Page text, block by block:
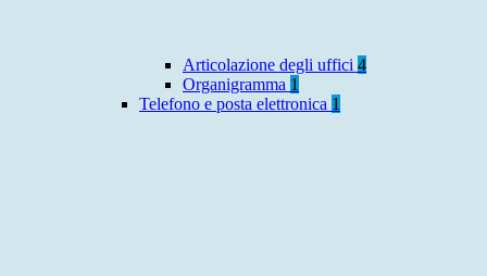
Articolazione degli uffici 4
Organigramma 1
Telefono e posta elettronica 1